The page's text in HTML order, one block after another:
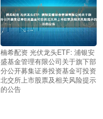
楠希配资 光伏龙头ETF: 浦银安
盛基金管理有限公司关于旗下部
分公开募集证券投资基金可投资
北交所上市股票及相关风险提示
的公告